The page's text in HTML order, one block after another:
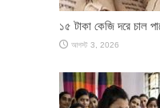
১৫ টাকা কেজি দরে চাল
আগস্ট 3, 2026